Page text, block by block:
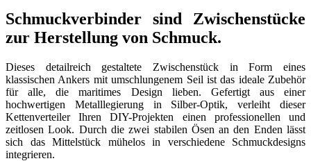
Schmuckverbinder sind Zwischenstücke
zur Herstellung von Schmuck.
Dieses detailreich gestaltete Zwischenstück in Form eines
klassischen Ankers mit umschlungenem Seil ist das ideale Zubehör
für alle, die maritimes Design lieben. Gefertigt aus einer
hochwertigen Metalllegierung in Silber-Optik, verleiht dieser
Kettenverteiler Ihren DIY-Projekten einen professionellen und
zeitlosen Look. Durch die zwei stabilen Ösen an den Enden lässt
sich das Mittelstück mühelos in verschiedene Schmuckdesigns
integrieren.